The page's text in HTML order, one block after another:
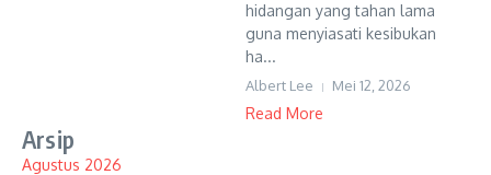
hidangan yang tahan lama
guna menyiasati kesibukan
ha...
Albert Lee Mei 12, 2026
Read More
Arsip
Agustus 2026